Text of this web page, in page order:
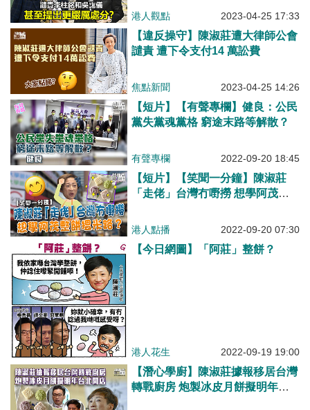
港人觀點 2023-04-25 17:33
【違反操守】陳淑莊遭大律師公會
譴責 遭下令支付14 萬訟費
焦點新聞 2023-04-25 14:26
【短片】【有聲專欄】健良：公民
黨失黨魂黨格 窮途末路等解散？
有聲專欄 2022-09-20 18:45
【短片】【笑聞一分鐘】陳淑莊
「走佬」台灣冇嘢撈 想學阿茂整
港人點播 2022-09-20 07:30
【今日網圖】「阿莊」整餅？
港人花生 2022-09-19 19:00
【潛心學廚】陳淑莊據報移居台灣
轉戰廚房 炮製冰皮月餅擬明年台